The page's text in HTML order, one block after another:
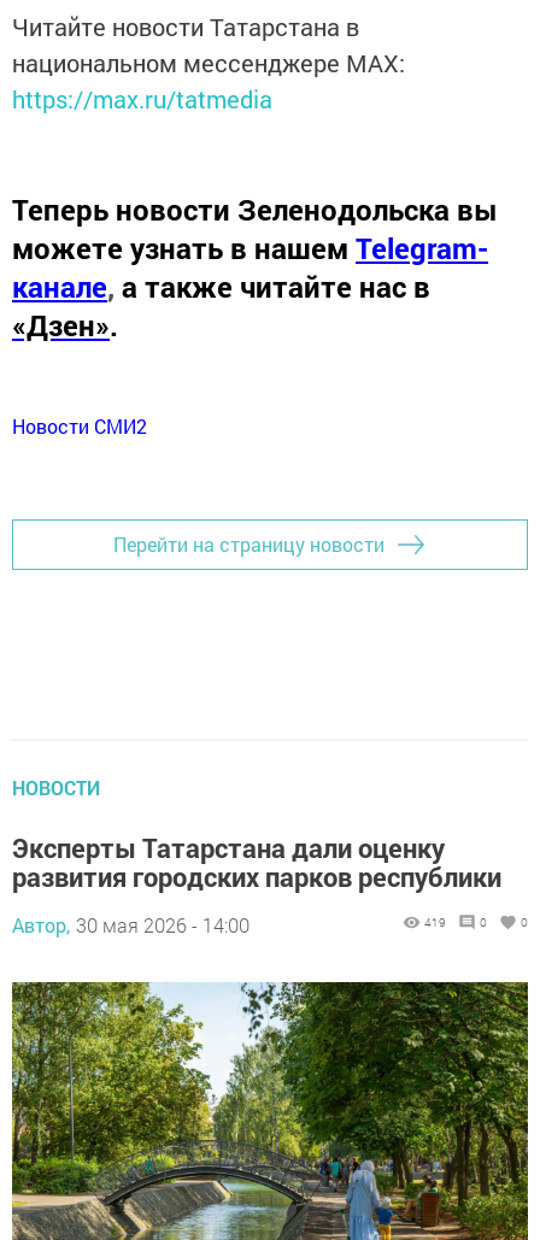
Читайте новости Татарстана в
национальном мессенджере MАХ:
https://max.ru/tatmedia
Теперь новости Зеленодольска вы
можете узнать в нашем Telegram-
канале, а также читайте нас в
«Дзен».
Новости СМИ2
Перейти на страницу новости
НОВОСТИ
Эксперты Татарстана дали оценку
развития городских парков республики
Автор, 30 мая 2026 - 14:00 419 0 0